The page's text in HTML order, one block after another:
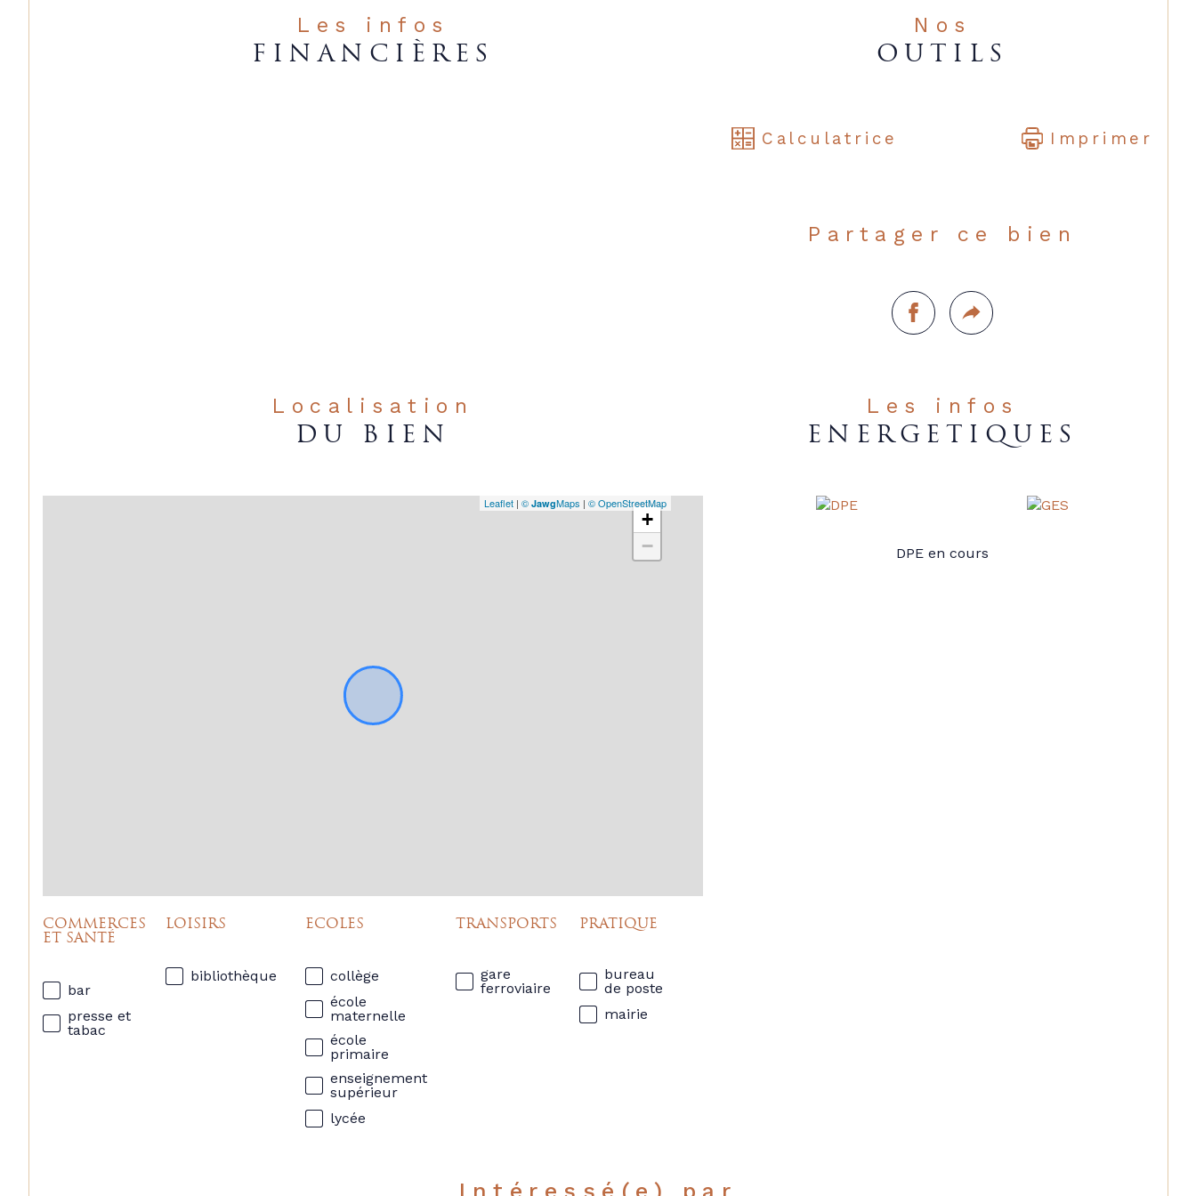
Les infos
FINANCIÈRES
Nos
OUTILS
Calculatrice Imprimer
Partager ce bien
Localisation
DU BIEN
+
−
Leaflet| © JawgMaps | © OpenStreetMap
COMMERCES
ET SANTÉ
bar
presse et
tabac
LOISIRS
bibliothèque
ECOLES
collège
école
maternelle
école
primaire
enseignement
supérieur
lycée
TRANSPORTS
gare
ferroviaire
PRATIQUE
bureau
de poste
mairie
Les infos
ENERGETIQUES
DPE en cours